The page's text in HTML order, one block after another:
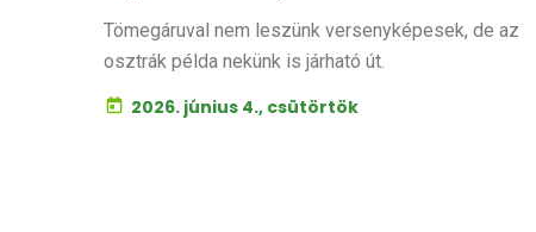
Tömegáruval nem leszünk versenyképesek, de az
osztrák példa nekünk is járható út.
2026. június 4., csütörtök